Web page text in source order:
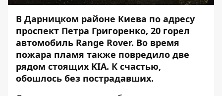
В Дарницком районе Киева по адресу
проспект Петра Григоренко, 20 горел
автомобиль Range Rover. Во время
пожара пламя также повредило две
рядом стоящих KIA. К счастью,
обошлось без пострадавших.